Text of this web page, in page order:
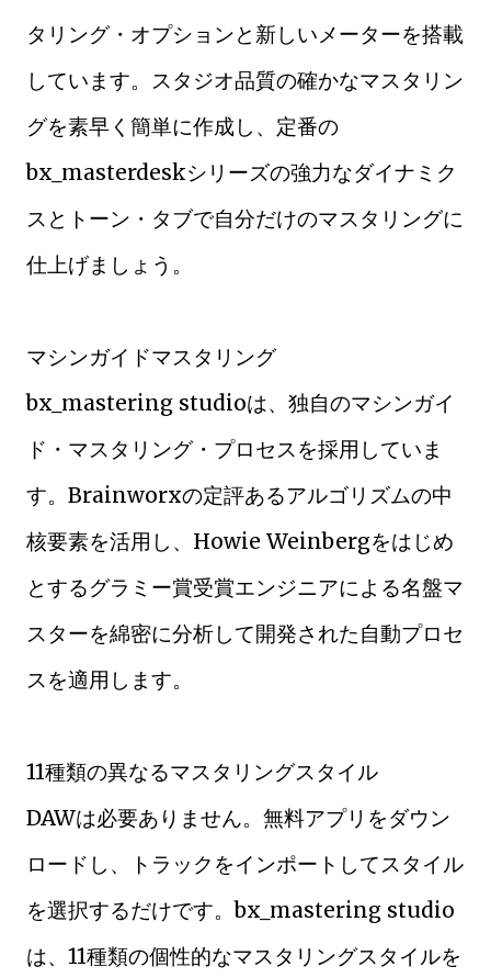
タリング・オプションと新しいメーターを搭載
しています。スタジオ品質の確かなマスタリン
グを素早く簡単に作成し、定番の
bx_masterdeskシリーズの強力なダイナミク
スとトーン・タブで自分だけのマスタリングに
仕上げましょう。
マシンガイドマスタリング
bx_mastering studioは、独自のマシンガイ
ド・マスタリング・プロセスを採用していま
す。Brainworxの定評あるアルゴリズムの中
核要素を活用し、Howie Weinbergをはじめ
とするグラミー賞受賞エンジニアによる名盤マ
スターを綿密に分析して開発された自動プロセ
スを適用します。
11種類の異なるマスタリングスタイル
DAWは必要ありません。無料アプリをダウン
ロードし、トラックをインポートしてスタイル
を選択するだけです。bx_mastering studio
は、11種類の個性的なマスタリングスタイルを